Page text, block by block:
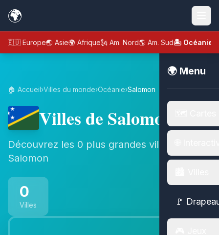
🌍
🇪🇺 Europe🌏 Asie🌍 Afrique🗽 Am. Nord🌎 Am. Sud🏝️ Océanie
🌍 Menu
🚩
🏠 Accueil›Villes du monde›Océanie›Salomon
Villes de Salomon
Découvrez les 0 plus grandes villes de
Salomon
0
Villes